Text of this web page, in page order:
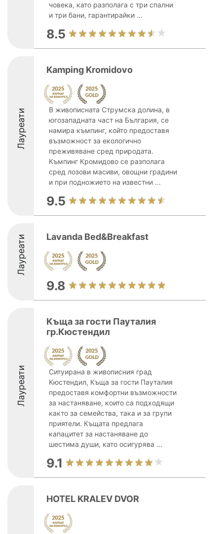
човека, като разполага с три спални
и три бани, гарантирайки ...
8.5
Лауреати
Kamping Kromidovo
В живописната Струмска долина, в
югозападната част на България, се
намира къмпинг, който предоставя
възможност за екологично
преживяване сред природата.
Къмпинг Кромидово се разполага
сред лозови масиви, овощни градини
и при подножието на известни ...
9.5
Лауреати Lavanda Bed&Breakfast
9.8
Лауреати
Къща за гости Пауталия
гр.Кюстендил
Ситуирана в живописния град
Кюстендил, Къща за гости Пауталия
предоставя комфортни възможности
за настаняване, които са подходящи
както за семейства, така и за групи
приятели. Къщата предлага
капацитет за настаняване до
шестима души, като осигурява ...
9.1
HOTEL KRALEV DVOR